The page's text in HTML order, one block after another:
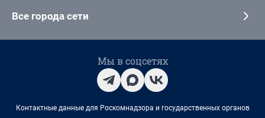
Все города сети
Мы в соцсетях
Контактные данные для Роскомнадзора и государственных органов